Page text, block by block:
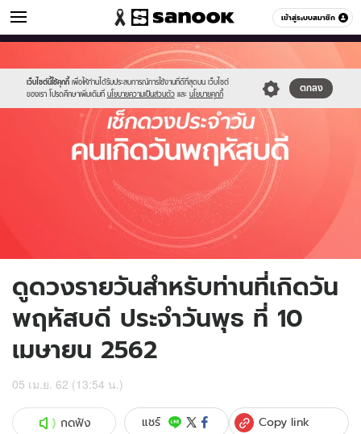
เข้าสู่ระบบสมาชิก
ดูดวง หมวดอื่นๆ
เว็บไซต์นี้ใช้คุกกี้ เพื่อให้ท่านได้รับประสบการณ์การใช้งานที่ดีที่สุดบน เว็บไซต์
ของเรา โปรดศึกษาเพิ่มเติมที่ นโยบายความเป็นส่วนตัว และ นโยบายคุกกี้
ตกลง
//s.isanook.com/sr/0/images/logo-
new-
sanook.png
//s.isanook.com/ho/0/ud/fxd/day/thursday.jpg
ดูดวงรายวันสำหรับท่านที่เกิดวัน
พฤหัสบดี ประจำวันพุธ ที่ 10
เมษายน 2562
05 เม.ย. 62 (13:54 น.)
กดฟัง แชร์ Copy link